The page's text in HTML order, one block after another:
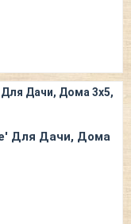
Для Дачи, Дома